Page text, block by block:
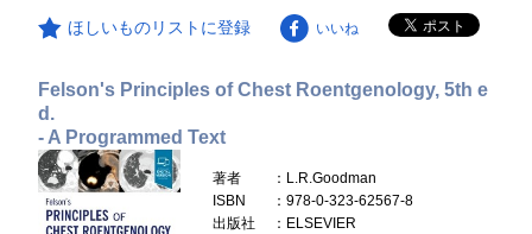
ほしいものリストに登録 いいね
Felson's Principles of Chest Roentgenology, 5th e
d.
- A Programmed Text
著者
：L.R.Goodman
ISBN
：978-0-323-62567-8
出版社
：ELSEVIER